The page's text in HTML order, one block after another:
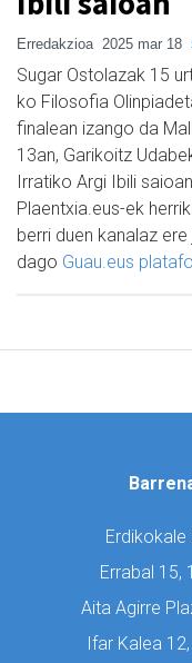
Erredakzioa 2025 mar 18
Sugar Ostolazak 15
ko Filosofia
finalean izango da
13an, Garikoitz
Irratiko Argi Ibili
Plaentxia.eus-ek
berri duen kanalaz
dago Guau.eus
Erdikokale
Errabal 15,
Aita Agirre
Ifar Kalea